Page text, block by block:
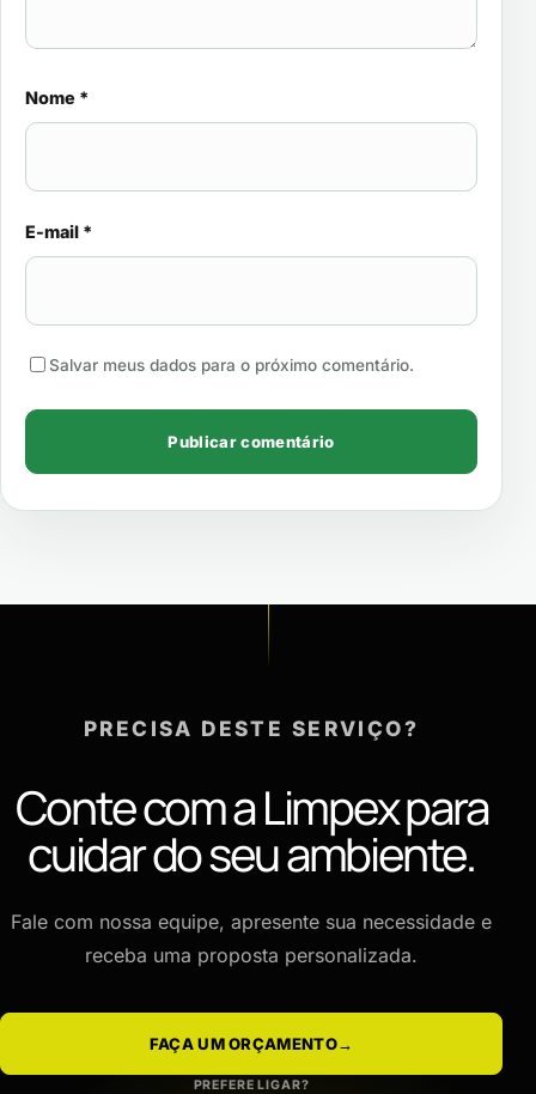
Nome *
E-mail *
Salvar meus dados para o próximo comentário.
PRECISA DESTE SERVIÇO?
Conte com a Limpex para
cuidar do seu ambiente.
Fale com nossa equipe, apresente sua necessidade e
receba uma proposta personalizada.
FAÇA UM ORÇAMENTO→
PREFERE LIGAR?